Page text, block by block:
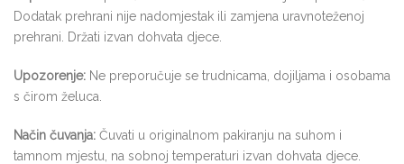
Dodatak prehrani nije nadomjestak ili zamjena uravnoteženoj
prehrani. Držati izvan dohvata djece.
Upozorenje: Ne preporučuje se trudnicama, dojiljama i osobama
s čirom želuca.
Način čuvanja: Čuvati u originalnom pakiranju na suhom i
tamnom mjestu, na sobnoj temperaturi izvan dohvata djece.